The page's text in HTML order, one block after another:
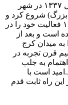
آقای محسن توکل حرفه ساعت سازی را از سال ۱۳۳۷ در شهر
بزرگ) شروع کرد و
پس از سالها کسب تجربه و مهارت در سال ۱۳۴۴ فعالیت خود را در
است و بعد از
میدان کرج
قرن تجربه در
به جلب
است با
راه ثابت قدم